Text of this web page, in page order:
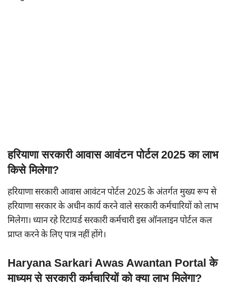
हरियाणा सरकारी आवास आवंटन पोर्टल 2025 का लाभ
किसे मिलेगा?
हरियाणा सरकारी आवास आवंटन पोर्टल 2025 के अंतर्गत मुख्य रूप से
हरियाणा सरकार के अधीन कार्य करने वाले सरकारी कर्मचारियों को लाभ
मिलेगा। ध्यान रहे रिटायर्ड सरकारी कर्मचारी इस ऑनलाइन पोर्टल कल
प्राप्त करने के लिए पात्र नहीं होंगे।
Haryana Sarkari Awas Awantan Portal के
माध्यम से सरकारी कर्मचारियों को क्या लाभ मिलेगा?